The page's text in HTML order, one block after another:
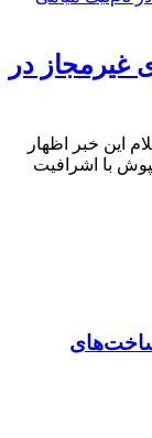
غیرمجاز در
این خبر اظهار
با اشرافیت